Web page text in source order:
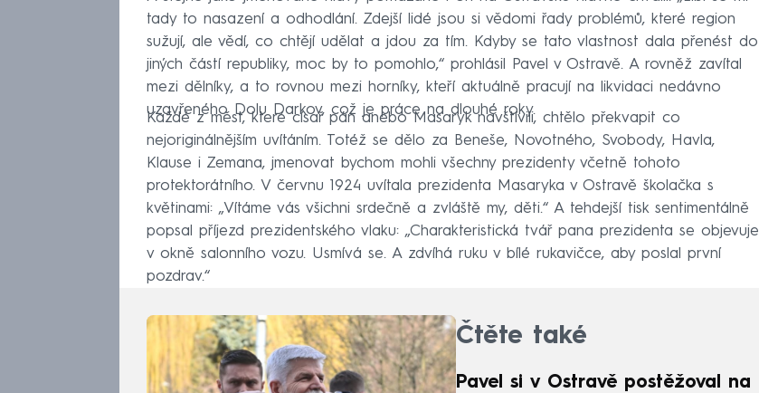
tady to nasazení a odhodlání. Zdejší lidé jsou si vědomi řady problémů, které region
sužují, ale vědí, co chtějí udělat a jdou za tím. Kdyby se tato vlastnost dala přenést do
jiných částí republiky, moc by to pomohlo,“ prohlásil Pavel v Ostravě. A rovněž zavítal
mezi dělníky, a to rovnou mezi horníky, kteří aktuálně pracují na likvidaci nedávno
uzavřeného Dolu Darkov, což je práce na dlouhé roky.
Každé z měst, které císař pán anebo Masaryk navštívili, chtělo překvapit co
nejoriginálnějším uvítáním. Totéž se dělo za Beneše, Novotného, Svobody, Havla,
Klause i Zemana, jmenovat bychom mohli všechny prezidenty včetně tohoto
protektorátního. V červnu 1924 uvítala prezidenta Masaryka v Ostravě školačka s
květinami: „Vítáme vás všichni srdečně a zvláště my, děti.“ A tehdejší tisk sentimentálně
popsal příjezd prezidentského vlaku: „Charakteristická tvář pana prezidenta se objevuje
v okně salonního vozu. Usmívá se. A zdvíhá ruku v bílé rukavičce, aby poslal první
pozdrav.“
Čtěte také
Pavel si v Ostravě postěžoval na